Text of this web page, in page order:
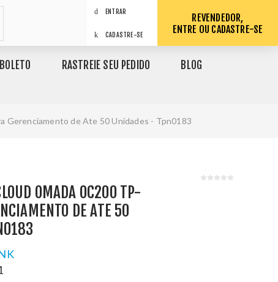
ENTRAR
CADASTRE-SE
REVENDEDOR,
ENTRE OU CADASTRE-SE
RASTREIE SEU PEDIDO BLOG
Gerenciamento de Ate 50 Unidades - Tpn0183
OMADA OC200 TP-
DE ATE 50